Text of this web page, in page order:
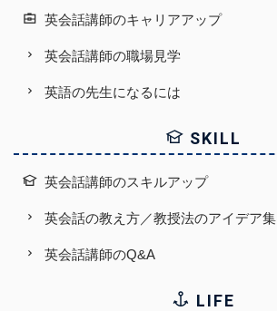
英会話講師のキャリアアップ
英会話講師の職場見学
英語の先生になるには
SKILL
英会話講師のスキルアップ
英会話の教え方／教授法のアイデア集
英会話講師のQ&A
LIFE